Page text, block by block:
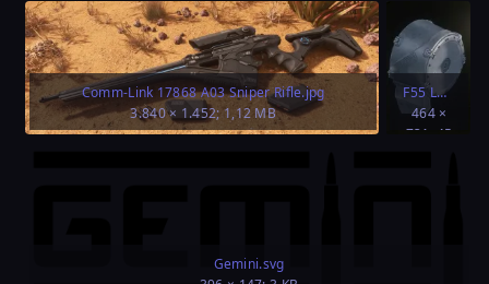
Comm-Link 17868 A03 Sniper Rifle.jpg
3.840 × 1.452; 1,12 MB
F55 LMG Magazine 150 cap.jpg
464 ×
731; 45
Gemini.svg